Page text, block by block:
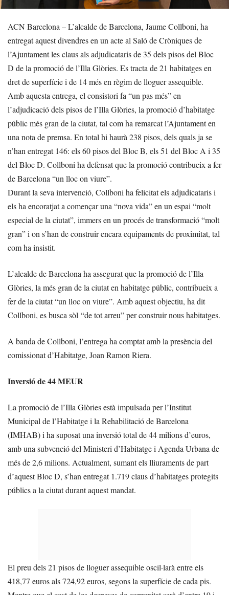
ACN Barcelona – L’alcalde de Barcelona, Jaume Collboni, ha
entregat aquest divendres en un acte al Saló de Cròniques de
l’Ajuntament les claus als adjudicataris de 35 dels pisos del Bloc
D de la promoció de l’Illa Glòries. Es tracta de 21 habitatges en
dret de superfície i de 14 més en règim de lloguer assequible.
Amb aquesta entrega, el consistori fa “un pas més” en
l’adjudicació dels pisos de l’Illa Glòries, la promoció d’habitatge
públic més gran de la ciutat, tal com ha remarcat l’Ajuntament en
una nota de premsa. En total hi haurà 238 pisos, dels quals ja se
n’han entregat 146: els 60 pisos del Bloc B, els 51 del Bloc A i 35
del Bloc D. Collboni ha defensat que la promoció contribueix a fer
de Barcelona “un lloc on viure”.
Durant la seva intervenció, Collboni ha felicitat els adjudicataris i
els ha encoratjat a començar una “nova vida” en un espai “molt
especial de la ciutat”, immers en un procés de transformació “molt
gran” i on s’han de construir encara equipaments de proximitat, tal
com ha insistit.
L’alcalde de Barcelona ha assegurat que la promoció de l’Illa
Glòries, la més gran de la ciutat en habitatge públic, contribueix a
fer de la ciutat “un lloc on viure”. Amb aquest objectiu, ha dit
Collboni, es busca sòl “de tot arreu” per construir nous habitatges.
A banda de Collboni, l’entrega ha comptat amb la presència del
comissionat d’Habitatge, Joan Ramon Riera.
Inversió de 44 MEUR
La promoció de l’Illa Glòries està impulsada per l’Institut
Municipal de l’Habitatge i la Rehabilitació de Barcelona
(IMHAB) i ha suposat una inversió total de 44 milions d’euros,
amb una subvenció del Ministeri d’Habitatge i Agenda Urbana de
més de 2,6 milions. Actualment, sumant els lliuraments de part
d’aquest Bloc D, s’han entregat 1.719 claus d’habitatges protegits
públics a la ciutat durant aquest mandat.
El preu dels 21 pisos de lloguer assequible oscil·larà entre els
418,77 euros als 724,92 euros, segons la superfície de cada pis.